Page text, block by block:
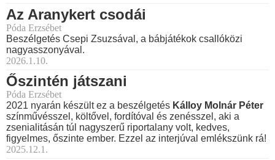
Az Aranykert csodái
Póda Erzsébet
Beszélgetés Csepi Zsuzsával, a bábjátékok csallóközi
nagyasszonyával.
2026.1.10.
Őszintén játszani
Póda Erzsébet
2021 nyarán készült ez a beszélgetés Kálloy Molnár Péter
színművésszel, költővel, fordítóval és zenésszel, aki a
zsenialitásán túl nagyszerű riportalany volt, kedves,
figyelmes, őszinte ember. Ezzel az interjúval emlékszünk rá!
2025.12.1.